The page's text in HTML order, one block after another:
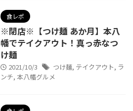
食レポ
※閉店※【つけ麺 あか月】本八
幡でテイクアウト！真っ赤なつ
け麺
2021/10/3 つけ麺, テイクアウト, ラ
ンチ, 本八幡グルメ